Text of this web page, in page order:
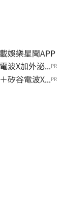
態 即刻下載娛樂星聞APP
波X加外泌...PR
矽谷電波X...PR